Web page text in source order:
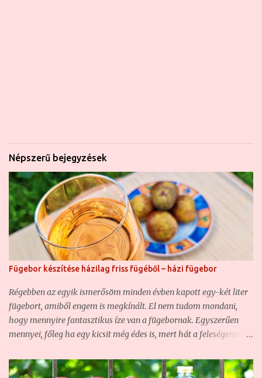
Népszerű bejegyzések
Fügebor készítése házilag friss fügéből – házi fügebor
Régebben az egyik ismerősöm minden évben kapott egy-két liter
fügebort, amiből engem is megkínált. El nem tudom mondani,
hogy mennyire fantasztikus íze van a fügebornak. Egyszerűen
mennyei, főleg ha egy kicsit még édes is, mert hát a feleségemmel
sem volt arról, hogy gyümölcsbort készíteni nem egy nagy